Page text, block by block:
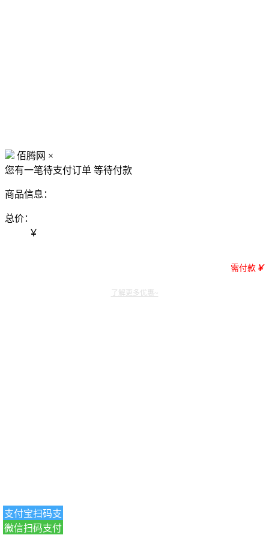
佰腾网 ×
您有一笔待支付订单 等待付款
商品信息：
总价：
￥
需付款 ￥
支付宝扫码支
付
微信扫码支付
了解更多优惠~